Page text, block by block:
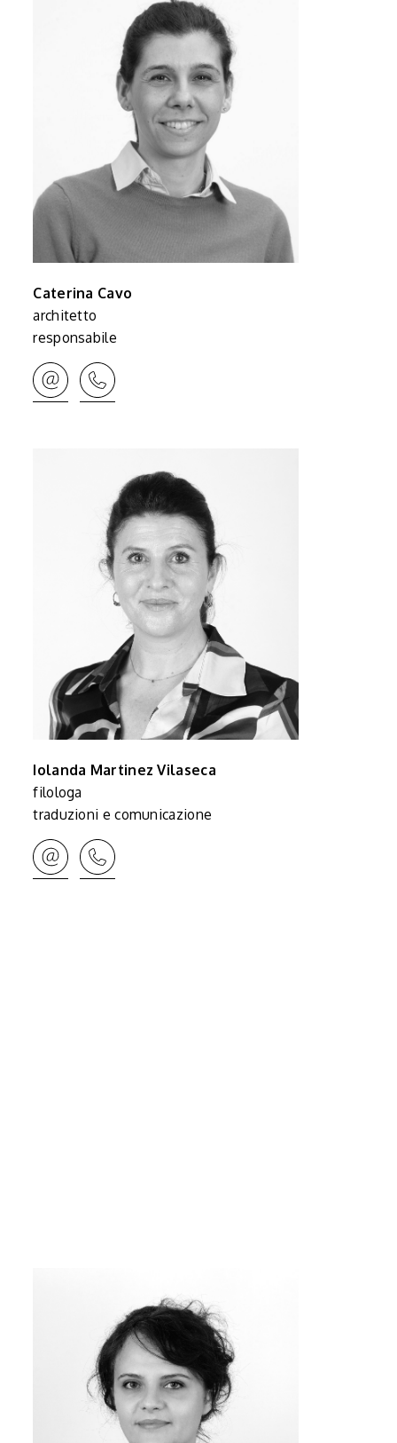
Caterina Cavo
architetto
responsabile
Iolanda Martinez Vilaseca
filologa
traduzioni e comunicazione